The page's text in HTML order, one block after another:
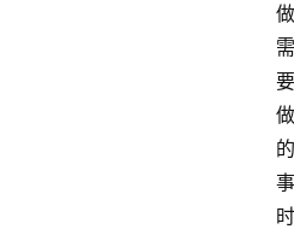
做
需
要
做
的
事
时